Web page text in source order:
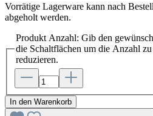
Vorrätige Lagerware kann nach
abgeholt werden.
Produkt Anzahl: Gib den
die Schaltflächen um die Anzahl
reduzieren.
In den Warenkorb